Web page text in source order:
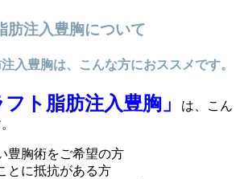
肪注入豊胸について
入豊胸は、こんな方におススメです。
ト脂肪注入豊胸」
は、こん
豊胸術をご希望の方
とに抵抗がある方